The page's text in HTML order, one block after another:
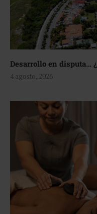
Desarrollo en disputa…
4 agosto, 2026